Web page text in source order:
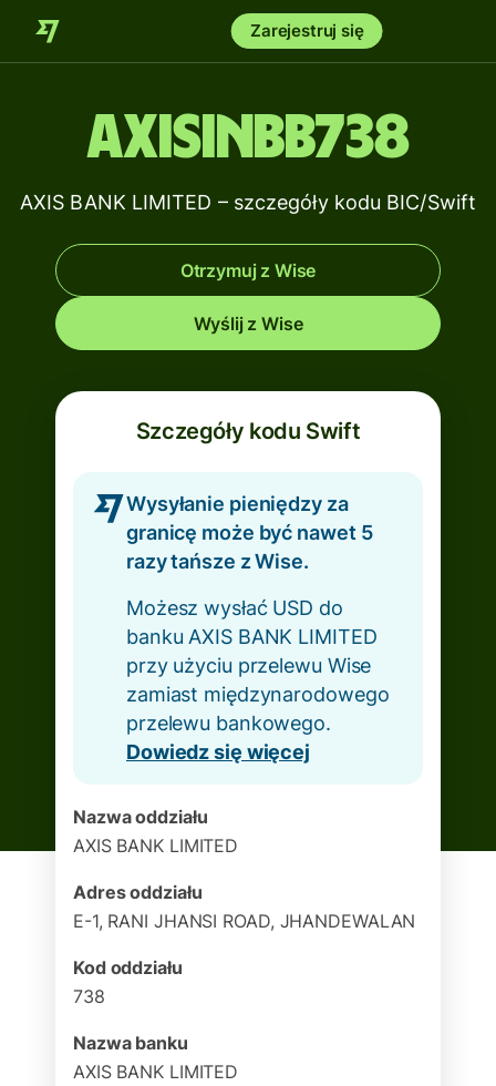
Zarejestruj się
AXISINBB738
AXIS BANK LIMITED – szczegóły kodu BIC/Swift
Otrzymuj z Wise
Wyślij z Wise
Szczegóły kodu Swift
Wysyłanie pieniędzy za
granicę może być nawet 5
razy tańsze z Wise.
Możesz wysłać USD do
banku AXIS BANK LIMITED
przy użyciu przelewu Wise
zamiast międzynarodowego
przelewu bankowego.
Dowiedz się więcej
Nazwa oddziału
AXIS BANK LIMITED
Adres oddziału
E-1, RANI JHANSI ROAD, JHANDEWALAN
Kod oddziału
738
Nazwa banku
AXIS BANK LIMITED